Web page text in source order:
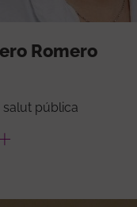
Romero
salut pública